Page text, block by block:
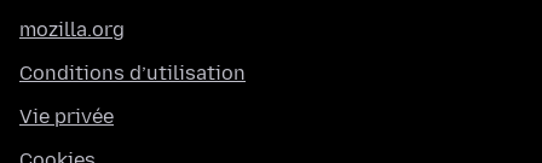
mozilla.org
Conditions d’utilisation
Vie privée